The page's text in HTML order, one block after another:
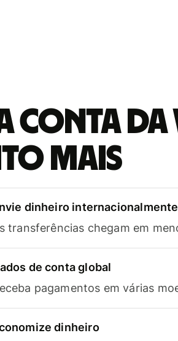
conta da
mais
dinheiro internacionalmente
transferências chegam em
de conta global
pagamentos em várias
dinheiro